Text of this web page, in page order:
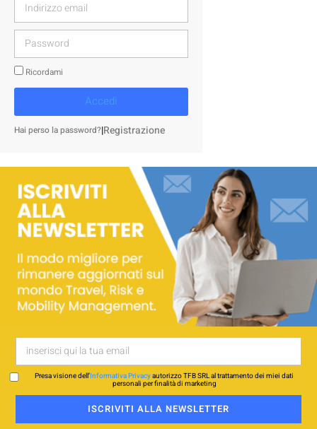
Ricordami
Accedi
Hai perso la password?|Registrazione
Presa visione dell’Informativa Privacyautorizzo TFB SRL al trattamento dei miei dati
personali per finalità di marketing
ISCRIVITI ALLA NEWSLETTER